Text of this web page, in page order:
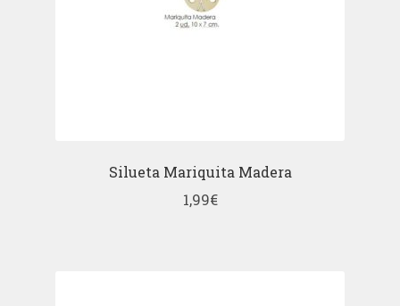
Silueta Mariquita Madera
1,99€